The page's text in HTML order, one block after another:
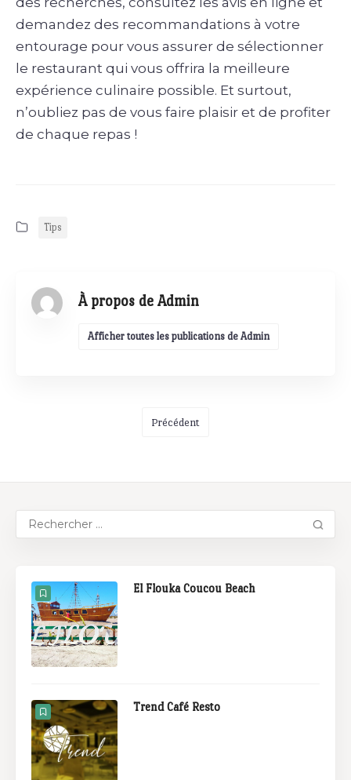
demandez des recommandations à votre
entourage pour vous assurer de sélectionner
le restaurant qui vous offrira la meilleure
expérience culinaire possible. Et surtout,
n’oubliez pas de vous faire plaisir et de profiter
de chaque repas !
Tips
À propos de Admin
Afficher toutes les publications de Admin
Précédent
El Flouka Coucou Beach
Trend Café Resto